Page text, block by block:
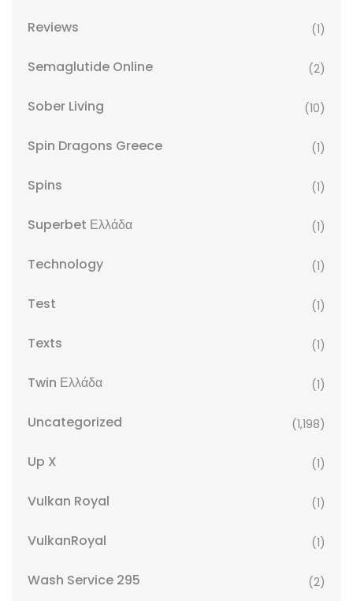
Reviews (1)
Semaglutide Online (2)
Sober Living (10)
Spin Dragons Greece (1)
Spins (1)
Superbet Ελλάδα (1)
Technology (1)
Test (1)
Texts (1)
Twin Ελλάδα (1)
Uncategorized (1,198)
Up X (1)
Vulkan Royal (1)
VulkanRoyal (1)
Wash Service 295 (2)